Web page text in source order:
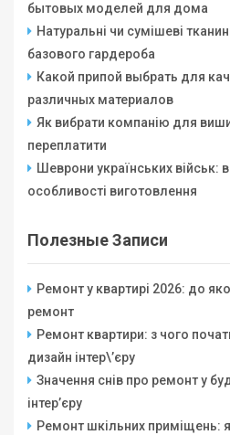
бытовых моделей для дома
Натуральні чи сумішеві
базового гардероба
Какой припой выбрать для
различных материалов
Як вибрати компанію для
переплатити
Шеврони українських військ:
особливості виготовлення
Полезные Записи
Ремонт у квартирі 2026: до
ремонт
Ремонт квартири: з чого
дизайн інтер\’єру
Значення снів про ремонт у
інтер’єру
Ремонт шкільних приміщень: